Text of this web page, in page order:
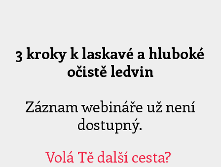
3 kroky k laskavé a hluboké
očistě ledvin
Záznam webináře už není
dostupný.
Volá Tě další cesta?